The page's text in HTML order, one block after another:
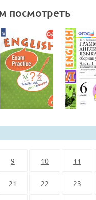
посмотреть
9 10 11
21 22 23